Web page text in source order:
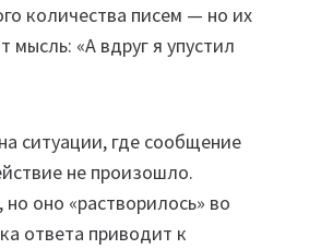
количества писем — но их
мысль: «А вдруг я упустил
ситуации, где сообщение
не произошло.
оно «растворилось» во
ответа приводит к